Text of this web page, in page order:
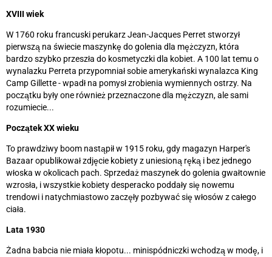
XVIII wiek
W 1760 roku francuski perukarz Jean-Jacques Perret stworzył
pierwszą na świecie maszynkę do golenia dla mężczyzn, która
bardzo szybko przeszła do kosmetyczki dla kobiet. A 100 lat temu o
wynalazku Perreta przypomniał sobie amerykański wynalazca King
Camp Gillette - wpadł na pomysł zrobienia wymiennych ostrzy. Na
początku były one również przeznaczone dla mężczyzn, ale sami
rozumiecie...
Początek XX wieku
To prawdziwy boom nastąpił w 1915 roku, gdy magazyn Harper's
Bazaar opublikował zdjęcie kobiety z uniesioną ręką i bez jednego
włoska w okolicach pach. Sprzedaż maszynek do golenia gwałtownie
wzrosła, i wszystkie kobiety desperacko poddały się nowemu
trendowi i natychmiastowo zaczęły pozbywać się włosów z całego
ciała.
Lata 1930
Żadna babcia nie miała kłopotu... minispódniczki wchodzą w modę, i